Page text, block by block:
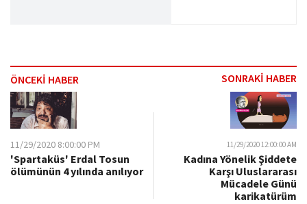
ÖNCEKİ HABER SONRAKİ HABER
11/29/2020 8:00:00 PM
'Spartaküs' Erdal Tosun
ölümünün 4 yılında anılıyor
11/29/2020 12:00:00 AM
Kadına Yönelik Şiddete
Karşı Uluslararası
Mücadele Günü
karikatürüm